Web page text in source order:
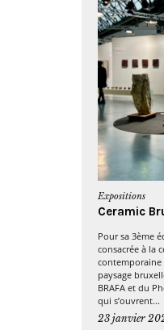
Expositions
Ceramic
Pour sa 3ème
consacrée à la
contemporaine
paysage
BRAFA et du
qui s’ouvrent...
23 janvier